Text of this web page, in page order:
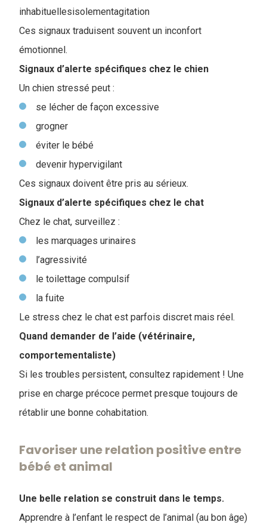
inhabituellesisolementagitation
Ces signaux traduisent souvent un inconfort
émotionnel.
Signaux d’alerte spécifiques chez le chien
Un chien stressé peut :
se lécher de façon excessive
grogner
éviter le bébé
devenir hypervigilant
Ces signaux doivent être pris au sérieux.
Signaux d’alerte spécifiques chez le chat
Chez le chat, surveillez :
les marquages urinaires
l’agressivité
le toilettage compulsif
la fuite
Le stress chez le chat est parfois discret mais réel.
Quand demander de l’aide (vétérinaire,
comportementaliste)
Si les troubles persistent, consultez rapidement ! Une
prise en charge précoce permet presque toujours de
rétablir une bonne cohabitation.
Favoriser une relation positive entre
bébé et animal
Une belle relation se construit dans le temps.
Apprendre à l’enfant le respect de l’animal (au bon âge)